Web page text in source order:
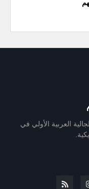
العربية الأولي في